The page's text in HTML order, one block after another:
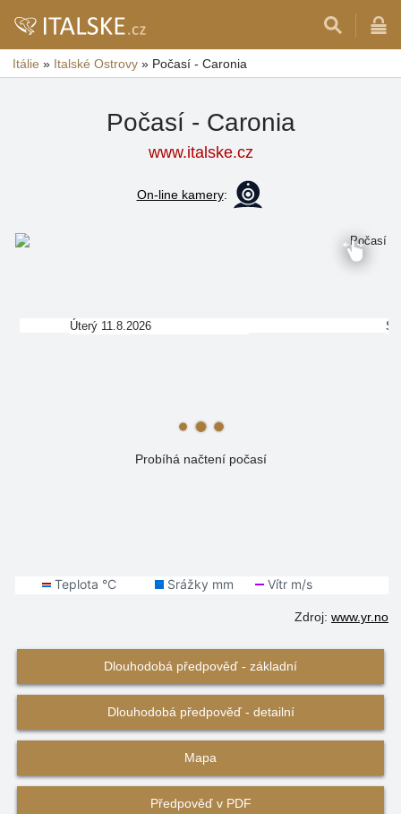
Itálie » Italské Ostrovy » Počasí - Caronia
Počasí - Caronia
www.italske.cz
On-line kamery:
Probíhá načtení počasí
Úterý 11.8.2026
Zdroj: www.yr.no
Dlouhodobá předpověď - základní
Dlouhodobá předpověď - detailní
Mapa
Předpověď v PDF